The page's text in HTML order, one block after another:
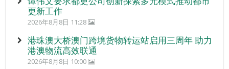
更新工作
2026年8月8日 11:28
港珠澳大桥澳门跨境货物转运站启用三周年 助力
港澳物流高效联通
2026年8月8日 10:00